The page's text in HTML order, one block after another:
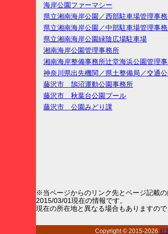
海岸公園ファーマシー
県立湘南海岸公園／西部駐車場管理事
県立湘南海岸公園／中部駐車場管理事
県立湘南海岸公園緑陰広場駐車場
湘南海岸公園管理事務所
湘南海岸整備事務所辻堂海浜公園管理
神奈川県出先機関／県土整備局／交通
藤沢市 鵠沼運動公園事務所
藤沢市 秋葉台公園プール
藤沢市 公園みどり課
※当ページからのリンク先とページ記載
2015/03/01現在の情報です。
現在の所在地と異なる場合もありますの
Copyright © 2015-2026 紅